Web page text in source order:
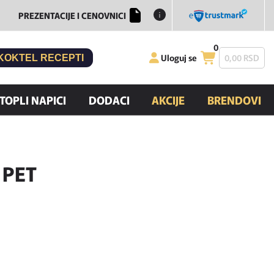
PREZENTACIJE I CENOVNICI
RECEPTI Uloguj se
0
0,00 RSD
TOPLI NAPICI DODACI AKCIJE BRENDOVI